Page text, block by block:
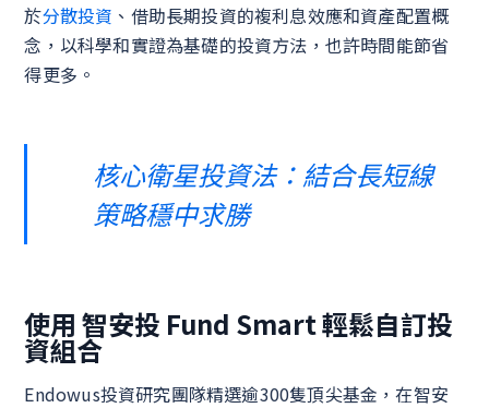
於分散投資 、借助長期投資的複利息效應和資產配置概
念，以科學和實證為基礎的投資方法，也許時間能節省
得更多。
核心衛星投資法：結合長短線
策略穩中求勝
使用 智安投 Fund Smart 輕鬆自訂投
資組合
Endowus投資研究團隊精選逾300隻頂尖基金，在智安